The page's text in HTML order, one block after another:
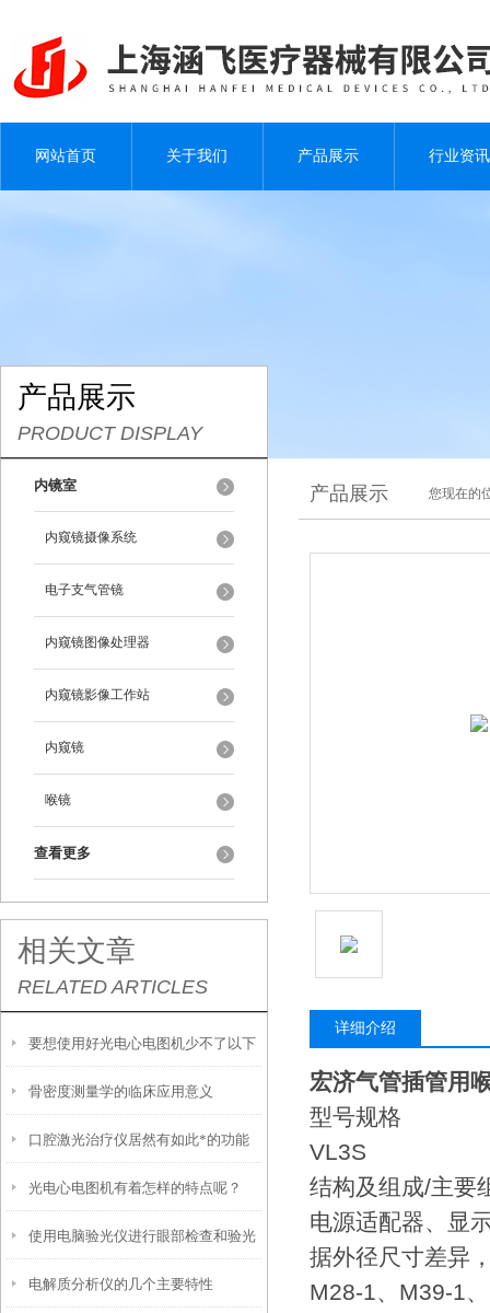
网站首页 关于我们 产品展示 行业资讯
产品展示
PRODUCT DISPLAY
内镜室
内窥镜摄像系统
电子支气管镜
内窥镜图像处理器
内窥镜影像工作站
内窥镜
喉镜
查看更多
相关文章
RELATED ARTICLES
要想使用好光电心电图机少不了以下
步骤
骨密度测量学的临床应用意义
口腔激光治疗仪居然有如此*的功能
光电心电图机有着怎样的特点呢？
使用电脑验光仪进行眼部检查和验光
时，需要注意以下事项
电解质分析仪的几个主要特性
产品展示 您现在的
详细介绍
宏济气管插管用
型号规格
VL3S
结构及组成/主要
电源适配器、显
据外径尺寸差异
M28-1、M39-1